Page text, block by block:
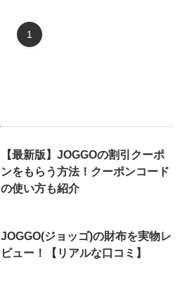
1
【最新版】JOGGOの割引クーポ
ンをもらう方法！クーポンコード
の使い方も紹介
JOGGO(ジョッゴ)の財布を実物レ
ビュー！【リアルな口コミ】